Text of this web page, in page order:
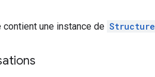
contient une instance de Structure